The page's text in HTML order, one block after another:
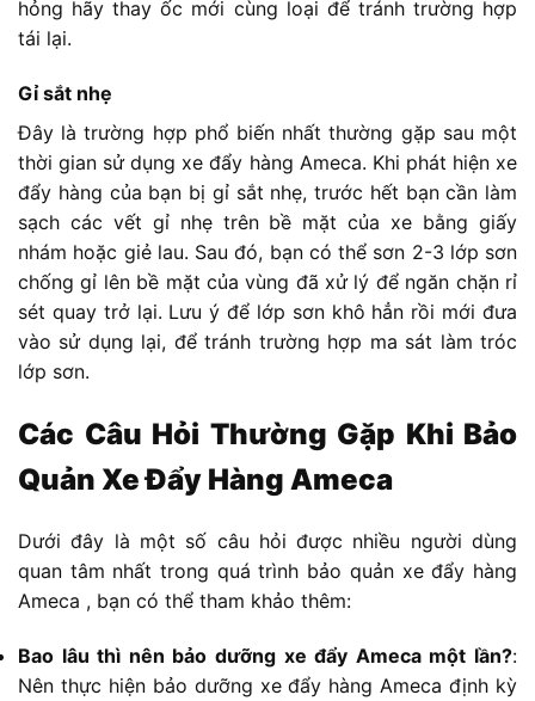
hỏng hãy thay ốc mới cùng loại để tránh trường hợp
tái lại.
Gỉ sắt nhẹ
Đây là trường hợp phổ biến nhất thường gặp sau một
thời gian sử dụng xe đẩy hàng Ameca. Khi phát hiện xe
đẩy hàng của bạn bị gỉ sắt nhẹ, trước hết bạn cần làm
sạch các vết gỉ nhẹ trên bề mặt của xe bằng giấy
nhám hoặc giẻ lau. Sau đó, bạn có thể sơn 2-3 lớp sơn
chống gỉ lên bề mặt của vùng đã xử lý để ngăn chặn rỉ
sét quay trở lại. Lưu ý để lớp sơn khô hẳn rồi mới đưa
vào sử dụng lại, để tránh trường hợp ma sát làm tróc
lớp sơn.
Các Câu Hỏi Thường Gặp Khi Bảo
Quản Xe Đẩy Hàng Ameca
Dưới đây là một số câu hỏi được nhiều người dùng
quan tâm nhất trong quá trình bảo quản xe đẩy hàng
Ameca , bạn có thể tham khảo thêm:
Bao lâu thì nên bảo dưỡng xe đẩy Ameca một lần?:
Nên thực hiện bảo dưỡng xe đẩy hàng Ameca định kỳ